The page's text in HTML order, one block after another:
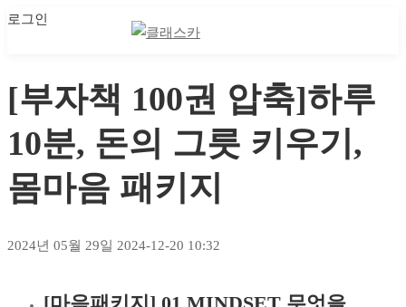
로그인
[부자책 100권 압축]하루
10분, 돈의 그릇 키우기,
몸마음 패키지
2024년 05월 29일 2024-12-20 10:32